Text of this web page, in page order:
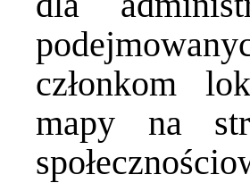
członkom
mapy na